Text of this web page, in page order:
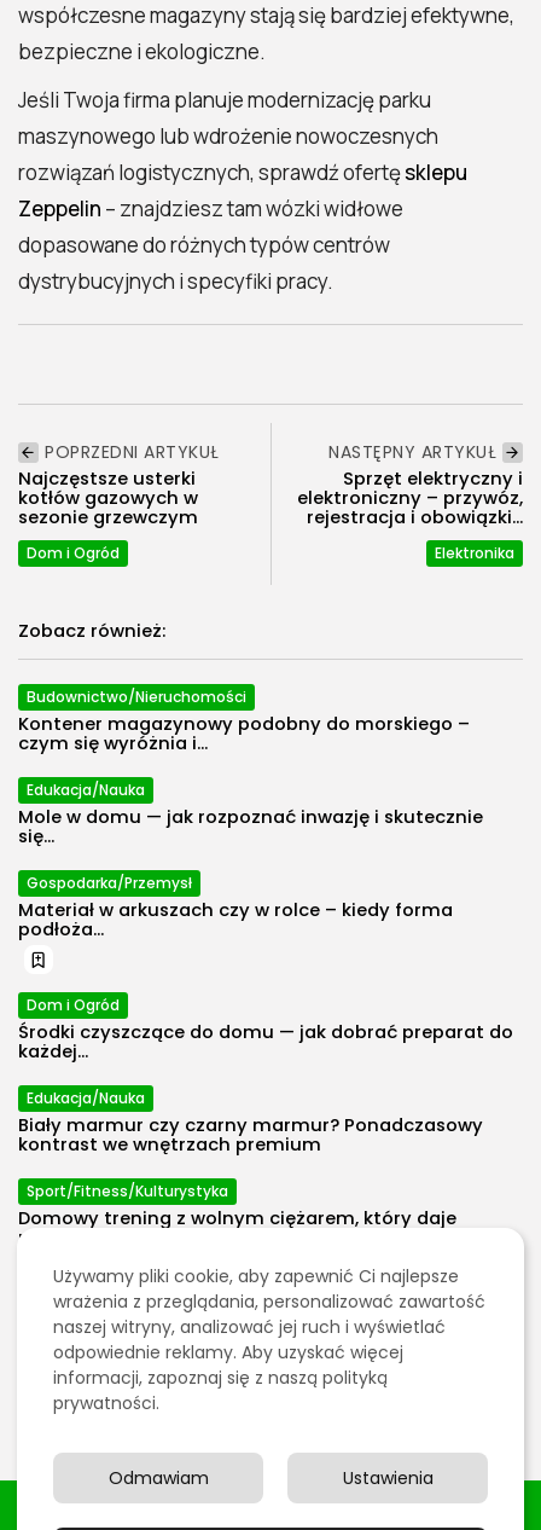
2026 Polecosystem - Wszelkie prawa
zastrzeżone. Treści zawarte na stronie
chronione są prawem autorskim.
współczesne magazyny stają się bardziej efektywne,
bezpieczne i ekologiczne.
Jeśli Twoja firma planuje modernizację parku
maszynowego lub wdrożenie nowoczesnych
rozwiązań logistycznych, sprawdź ofertęsklepu
Zeppelin – znajdziesz tam wózki widłowe
dopasowane do różnych typów centrów
dystrybucyjnych i specyfiki pracy.
POPRZEDNI ARTYKUŁ
Najczęstsze usterki
kotłów gazowych w
sezonie grzewczym
Dom i Ogród
NASTĘPNY ARTYKUŁ
Sprzęt elektryczny i
elektroniczny – przywóz,
rejestracja i obowiązki...
Elektronika
Zobacz również:
Budownictwo/Nieruchomości
Kontener magazynowy podobny do morskiego –
czym się wyróżnia i...
Edukacja/Nauka
Mole w domu — jak rozpoznać inwazję i skutecznie
się...
Gospodarka/Przemysł
Materiał w arkuszach czy w rolce – kiedy forma
podłoża...
Dom i Ogród
Środki czyszczące do domu — jak dobrać preparat do
każdej...
Edukacja/Nauka
Biały marmur czy czarny marmur? Ponadczasowy
kontrast we wnętrzach premium
Sport/Fitness/Kulturystyka
Domowy trening z wolnym ciężarem, który daje
progres bez przeładowania...
Energetyka
Gaz w energetyce: pomost do neutralności czy
kosztowna ślepa uliczka?
Edukacja/Nauka
Dlaczego warto postawić na eurpalety w transporcie?
Używamy pliki cookie, aby zapewnić Ci najlepsze
wrażenia z przeglądania, personalizować zawartość
naszej witryny, analizować jej ruch i wyświetlać
odpowiednie reklamy. Aby uzyskać więcej
informacji, zapoznaj się z naszą polityką
prywatności.
Ustawienia
Odmawiam